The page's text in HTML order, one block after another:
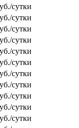
сутки
сутки
сутки
сутки
сутки
сутки
сутки
сутки
сутки
сутки
сутки